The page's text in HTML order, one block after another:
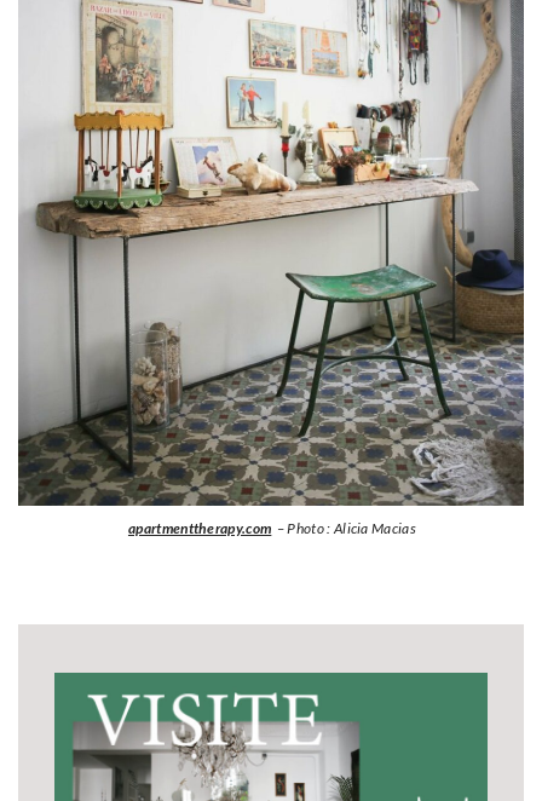
apartmenttherapy.com – Photo : Alicia Macias